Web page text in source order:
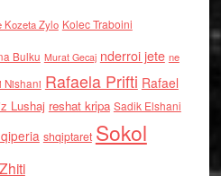
Kozeta Zylo Kolec Traboini
Bulku Murat Gecaj nderroi jete ne
Nishani Rafaela Prifti Rafael
Lushaj reshat kripa Sadik Elshani
shqiptaret Sokol